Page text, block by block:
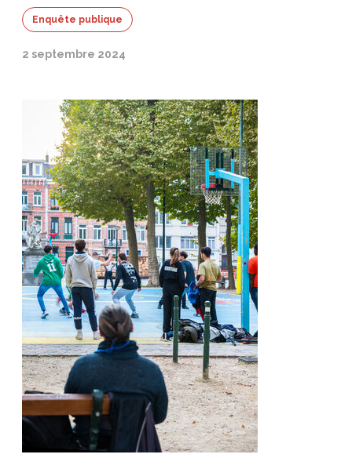
Enquête publique
2 septembre 2024